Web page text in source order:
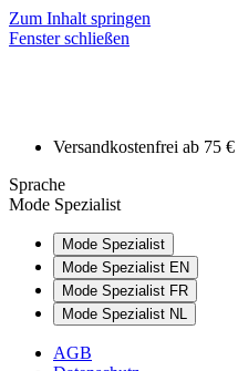
Zum Inhalt springen
Fenster schließen
Versandkostenfrei ab 75
Sprache
Mode Spezialist
Mode Spezialist
Mode Spezialist EN
Mode Spezialist FR
Mode Spezialist NL
AGB